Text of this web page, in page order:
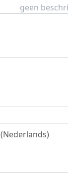
geen
(Nederlands)